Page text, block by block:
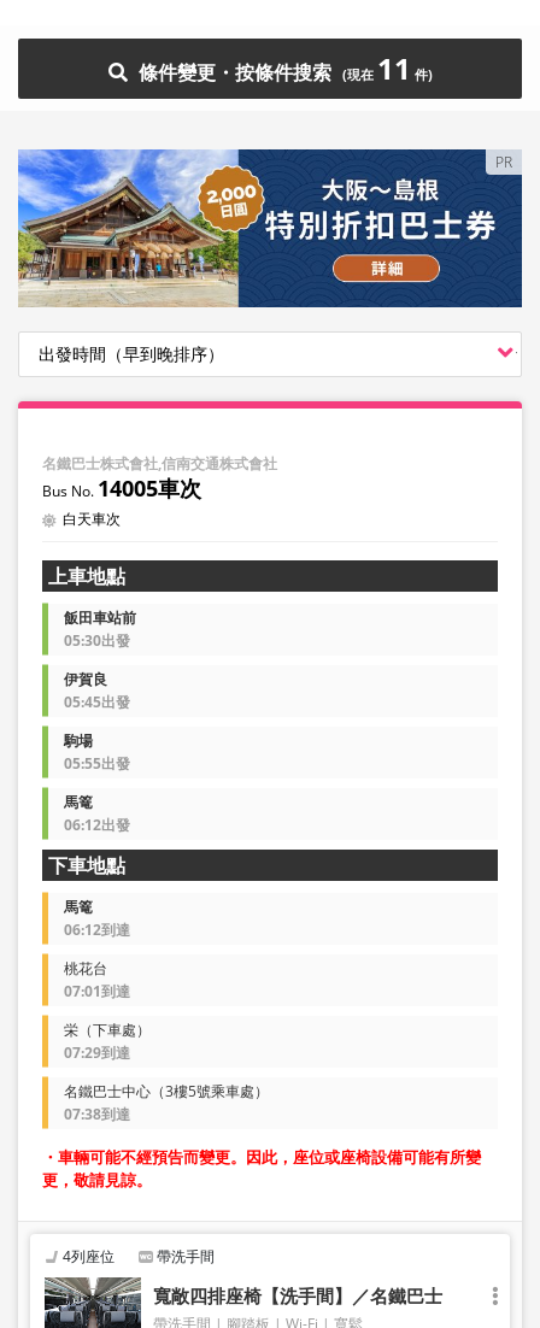
條件變更・按條件搜索 11
PR
名鐵巴士株式會社,信南交通株式會社
14005車次
白天車次
上車地點
飯田車站前
05:30出發
伊賀良
05:45出發
駒場
05:55出發
馬篭
06:12出發
下車地點
馬篭
06:12到達
桃花台
07:01到達
栄（下車處）
07:29到達
名鐵巴士中心（3樓5號乘車處）
07:38到達
・車輛可能不經預告而變更。因此，座位或座椅設備可能有所變
更，敬請見諒。
4列座位 帶洗手間
寬敞四排座椅【洗手間】／名鐵巴士
帶洗手間 腳踏板 Wi-Fi 寬鬆